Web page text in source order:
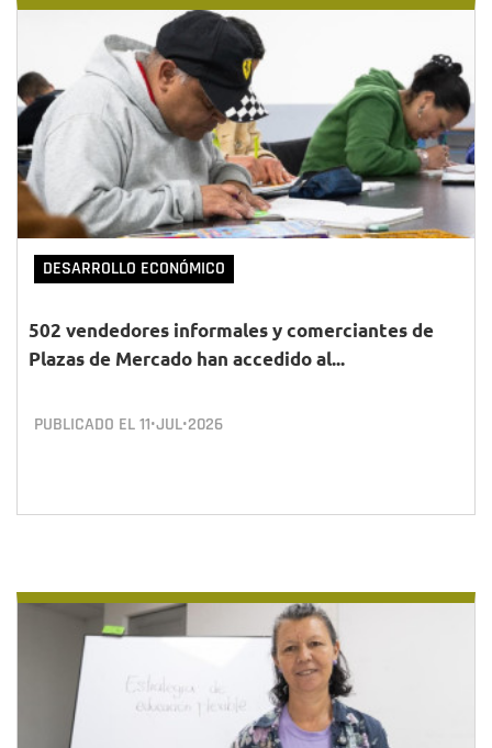
DESARROLLO ECONÓMICO
502 vendedores informales y comerciantes de
Plazas de Mercado han accedido al...
PUBLICADO EL11•JUL•2026